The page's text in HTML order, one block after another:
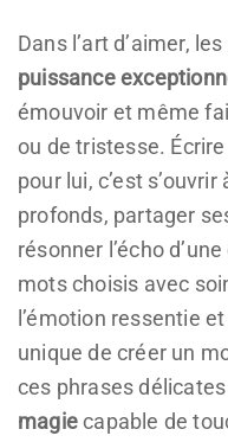
Dans l’art d’aimer,
puissance
émouvoir et même
ou de tristesse.
pour lui, c’est
profonds, partager
résonner l’écho
mots choisis avec
l’émotion ressentie
unique de créer un
ces phrases
magiecapable de